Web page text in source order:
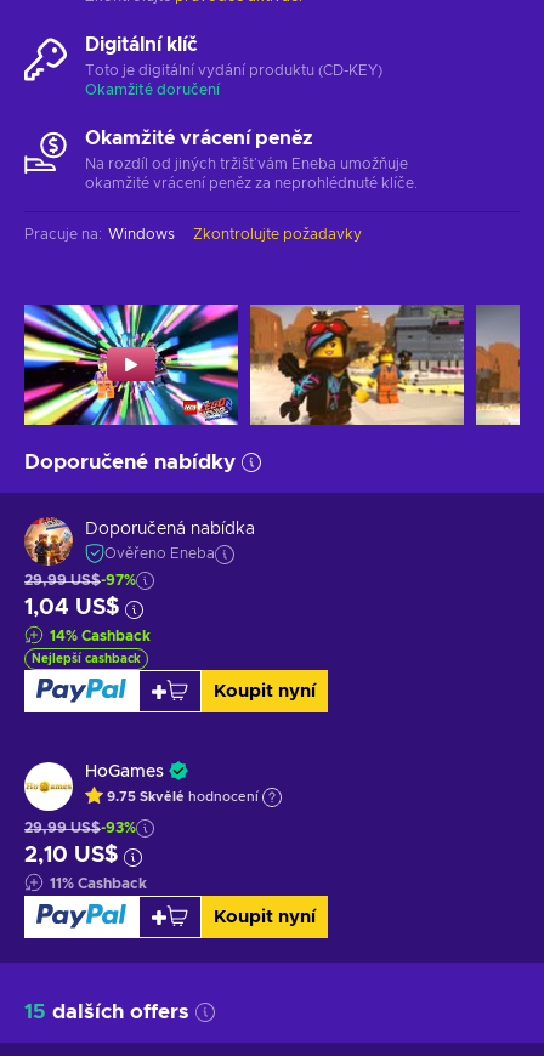
Digitální klíč
Toto je digitální vydání produktu (CD-KEY)
Okamžité doručení
Okamžité vrácení peněz
Na rozdíl od jiných tržišť vám Eneba umožňuje
okamžité vrácení peněz za neprohlédnuté klíče.
Pracuje na: Windows Zkontrolujte požadavky
Doporučené nabídky
Doporučená nabídka
Ověřeno Eneba
29,99 US$-97%
1,04 US$
14% Cashback
Nejlepší cashback
Koupit nyní
HoGames
9.75 Skvělé hodnocení
29,99 US$-93%
2,10 US$
11% Cashback
Koupit nyní
15 dalších offers